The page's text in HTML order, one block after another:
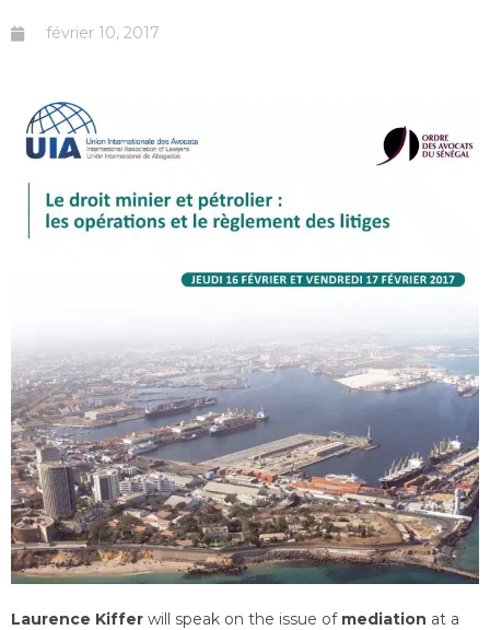
février 10, 2017
Laurence Kiffer will speak on the issue of mediation at a